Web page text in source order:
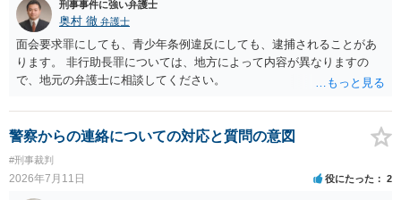
刑事事件に強い弁護士
奥村 徹 弁護士
面会要求罪にしても、青少年条例違反にしても、逮捕されることがあ
ります。 非行助長罪については、地方によって内容が異なりますの
で、地元の弁護士に相談してください。
警察からの連絡についての対応と質問の意図
#刑事裁判
2026年7月11日 役にたった 2